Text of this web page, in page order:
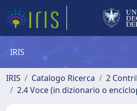
IRIS
IRIS Catalogo Ricerca
2
2.4 Voce (in dizionario o